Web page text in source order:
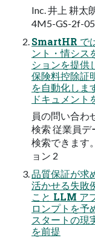
Inc. 井上 耕太
4M5-GS-2f-05
SmartHR で
ント・情シス
ションを提供
保険料控除証
を自動化しま
ドキュメント
員の問い合わ
検索 従業員
検索できます
ョン 2
品質保証が求
活かせる失敗
こと LLM ア
ロンプトを
スタートの現
を前提